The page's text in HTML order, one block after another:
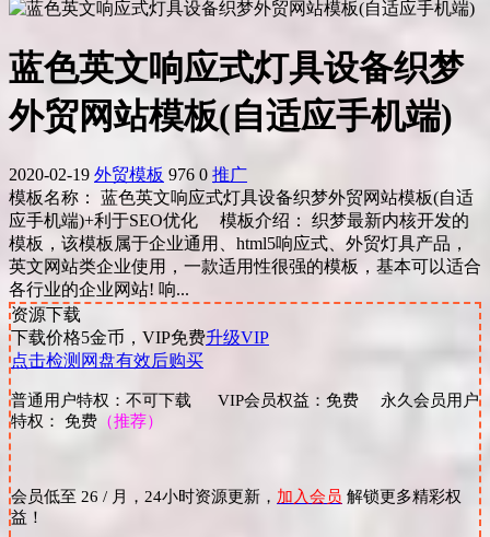
蓝色英文响应式灯具设备织梦
外贸网站模板(自适应手机端)
2020-02-19 外贸模板 976 0 推广
模板名称： 蓝色英文响应式灯具设备织梦外贸网站模板(自适
应手机端)+利于SEO优化 模板介绍： 织梦最新内核开发的
模板，该模板属于企业通用、html5响应式、外贸灯具产品，
英文网站类企业使用，一款适用性很强的模板，基本可以适合
各行业的企业网站! 响...
资源下载
下载价格5金币，VIP免费升级VIP
点击检测网盘有效后购买
普通用户特权：不可下载 VIP会员权益：免费 永久会员用户
特权： 免费 （推荐）
会员低至 26 / 月，24小时资源更新， 加入会员 解锁更多精彩权
益！